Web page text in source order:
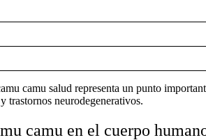
camu salud representa un punto
trastornos neurodegenerativos.
camu en el cuerpo